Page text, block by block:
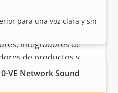
para una voz clara y sin
VE Network Sound
Axis?
integradores de
de productos y
de Axis.